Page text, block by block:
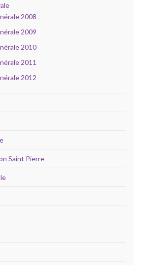
2008
2009
2010
2011
2012
Saint Pierre